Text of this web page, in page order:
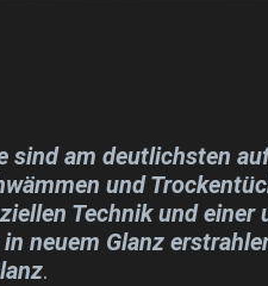
sind am deutlichsten
und
Technik und
neuem Glanz
.